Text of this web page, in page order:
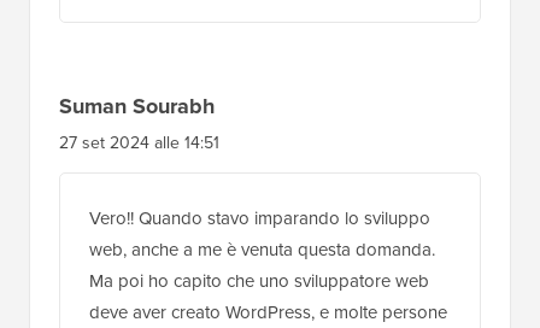
Suman Sourabh
27 set 2024 alle 14:51
Vero!! Quando stavo imparando lo sviluppo
web, anche a me è venuta questa domanda.
Ma poi ho capito che uno sviluppatore web
deve aver creato WordPress, e molte persone